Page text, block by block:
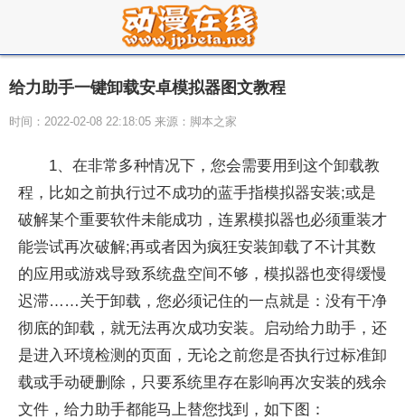
给力助手一键卸载安卓模拟器图文教程
时间：2022-02-08 22:18:05 来源：脚本之家
1、在非常多种情况下，您会需要用到这个卸载教
程，比如之前执行过不成功的蓝手指模拟器安装;或是
破解某个重要软件未能成功，连累模拟器也必须重装才
能尝试再次破解;再或者因为疯狂安装卸载了不计其数
的应用或游戏导致系统盘空间不够，模拟器也变得缓慢
迟滞……关于卸载，您必须记住的一点就是：没有干净
彻底的卸载，就无法再次成功安装。启动给力助手，还
是进入环境检测的页面，无论之前您是否执行过标准卸
载或手动硬删除，只要系统里存在影响再次安装的残余
文件，给力助手都能马上替您找到，如下图：